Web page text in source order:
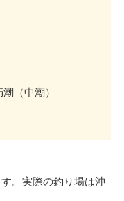
（中潮）
。実際の釣り場は沖